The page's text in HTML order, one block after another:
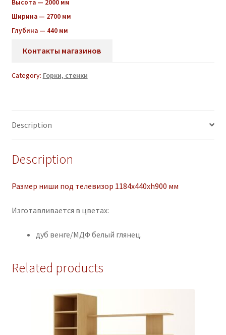
Высота — 2000 мм
Ширина — 2700 мм
Глубина — 440 мм
Контакты магазинов
Category: Горки, стенки
Description
Description
Размер ниши под телевизор 1184х440хh900 мм
Изготавливается в цветах:
дуб венге/МДФ белый глянец.
Related products